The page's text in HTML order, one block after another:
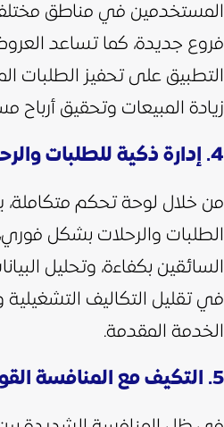
المستخدمين في مناطق
فروع جديدة، كما تساعد
التطبيق على تحفيز الطلبات
زيادة المبيعات وتحقيق أرباح
4. إدارة ذكية للطلبات والرحلات
من خلال لوحة تحكم متكاملة،
الطلبات والرحلات بشكل
السائقين بكفاءة، وتحليل
في تقليل التكاليف
الخدمة المقدمة.
5. التكيف مع المنافسة القوية في السوق